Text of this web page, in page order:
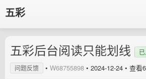
五彩
五彩后台阅读只能划线
问题反馈
• W68755898 • 2024-12-24 • 查看